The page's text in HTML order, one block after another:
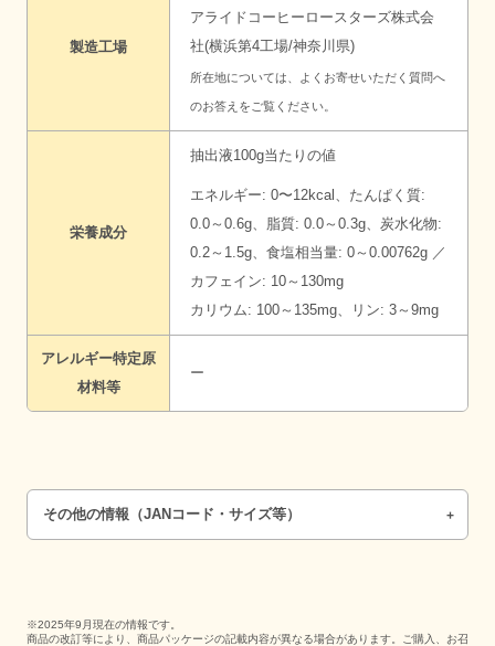
製造工場
アライドコーヒーロースターズ株式会
社(横浜第4工場/神奈川県)
所在地については、 よくお寄せいただく質問へ
のお答え をご覧ください。
栄養成分
抽出液100g当たりの値
エネルギー: 0〜12kcal、たんぱく質:
0.0～0.6g、脂質: 0.0～0.3g、炭水化物:
0.2～1.5g、食塩相当量: 0～0.00762g ／
カフェイン: 10～130mg
カリウム: 100～135mg、リン: 3～9mg
アレルギー特定原
材料等
ー
その他の情報（JANコード・サイズ等）
※2025年9月現在の情報です。
商品の改訂等により、商品パッケージの記載内容が異なる場合があります。ご購入、お召